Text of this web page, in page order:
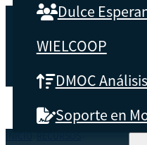
Dulce
WIELCOOP
DMOC Análisis
Soporte en